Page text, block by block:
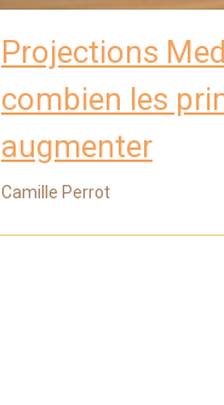
Projections
combien les
augmenter
Camille Perrot